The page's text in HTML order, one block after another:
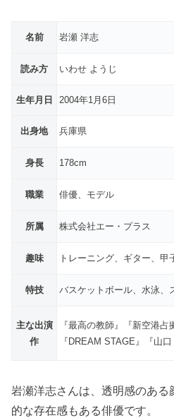
名前 岩瀬 洋志
読み方 いわせ ようじ
生年月日 2004年1月6日
出身地 兵庫県
身長 178cm
職業 俳優、モデル
所属 株式会社エー・プラス
趣味 トレーニング、ギター、甲
特技 バスケットボール、水泳、
主な出演
作
『最高の教師』『新空港占
『DREAM STAGE』『山
岩瀬洋志さんは、透明感のあ
的な存在感もある俳優です。